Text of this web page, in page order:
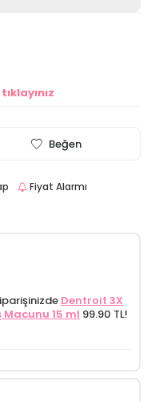
Beğen
Fiyat Alarmı
Dentroit 3X
Macunu 15 ml 99.90 TL!